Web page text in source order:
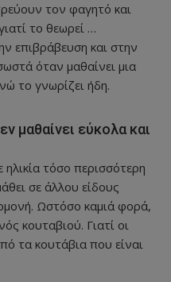
τον φαγητό και
το θεωρεί …
επιβράβευση και στην
όταν μαθαίνει μια
το γνωρίζει ήδη.
μαθαίνει εύκολα και
τόσο περισσότερη
σε άλλου είδους
Ωστόσο καμιά φορά,
κουταβιού. Γιατί οι
τα κουτάβια που είναι